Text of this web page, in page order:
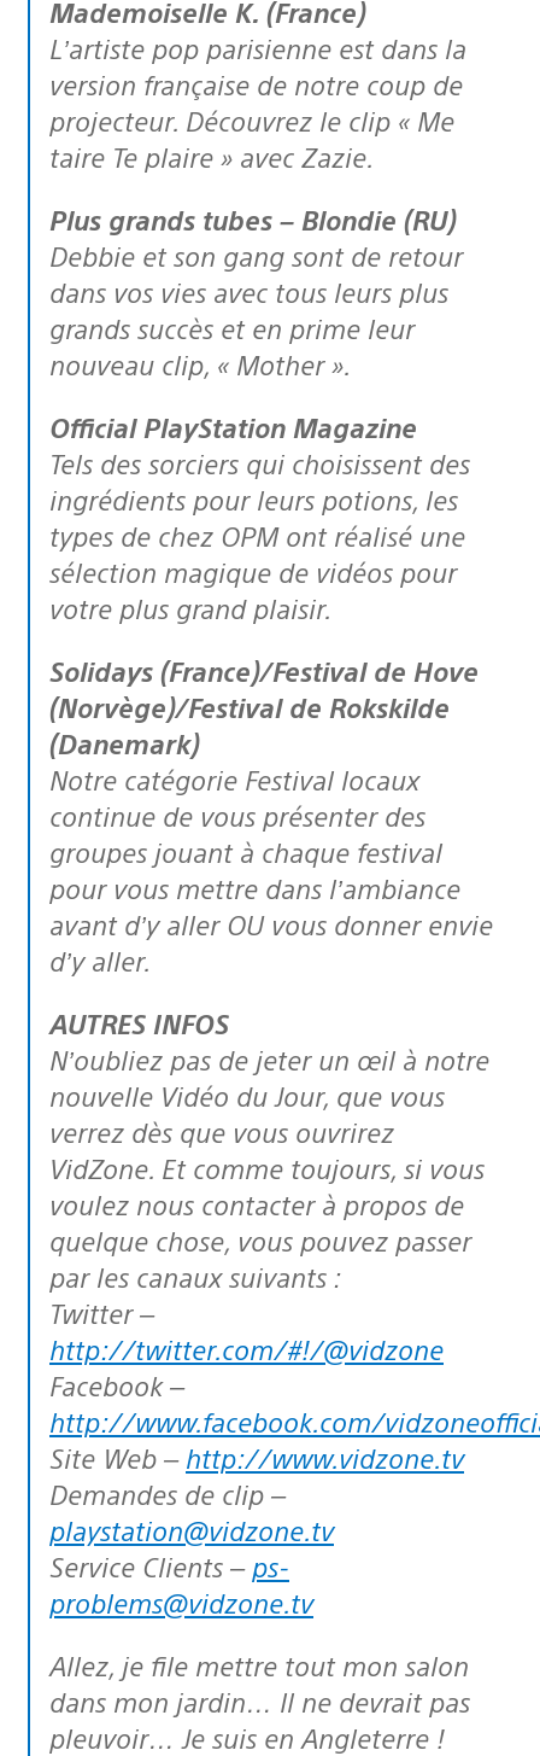
Mademoiselle K. (France)
L’artiste pop parisienne est dans la
version française de notre coup de
projecteur. Découvrez le clip « Me
taire Te plaire » avec Zazie.
Plus grands tubes – Blondie (RU)
Debbie et son gang sont de retour
dans vos vies avec tous leurs plus
grands succès et en prime leur
nouveau clip, « Mother ».
Official PlayStation Magazine
Tels des sorciers qui choisissent des
ingrédients pour leurs potions, les
types de chez OPM ont réalisé une
sélection magique de vidéos pour
votre plus grand plaisir.
Solidays (France)/Festival de Hove
(Norvège)/Festival de Rokskilde
(Danemark)
Notre catégorie Festival locaux
continue de vous présenter des
groupes jouant à chaque festival
pour vous mettre dans l’ambiance
avant d’y aller OU vous donner envie
d’y aller.
AUTRES INFOS
N’oubliez pas de jeter un œil à notre
nouvelle Vidéo du Jour, que vous
verrez dès que vous ouvrirez
VidZone. Et comme toujours, si vous
voulez nous contacter à propos de
quelque chose, vous pouvez passer
par les canaux suivants :
Twitter –
http://twitter.com/#!/@vidzone
Facebook –
http://www.facebook.com/
Site Web – http://www.vidzone.tv
Demandes de clip –
playstation@vidzone.tv
Service Clients – ps-
problems@vidzone.tv
Allez, je file mettre tout mon salon
dans mon jardin… Il ne devrait pas
pleuvoir… Je suis en Angleterre !